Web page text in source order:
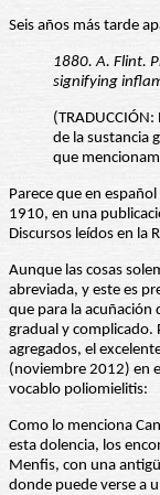
Seis años más tarde
1880. A. Flint.
signifying
de la sustancia
que
Parece que en
1910, en una
Discursos leídos en la
Aunque las cosas
abreviada, y este es
que para la acuñación
gradual y complicado.
agregados, el
(noviembre 2012) en
vocablo poliomielitis:
Como lo menciona
esta dolencia, los
Menfis, con una
donde puede verse a